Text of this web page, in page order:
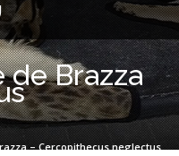
Brazza
– Cercopithecus neglectus